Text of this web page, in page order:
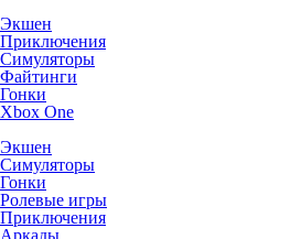
Экшен
Приключения
Симуляторы
Файтинги
Гонки
Xbox One
Экшен
Симуляторы
Гонки
Ролевые игры
Приключения
Аркады